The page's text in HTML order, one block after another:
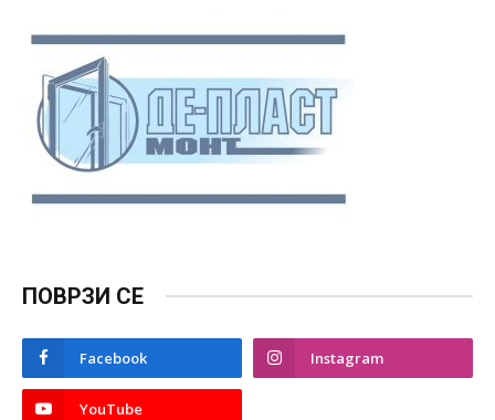
ПОВРЗИ СЕ
Facebook Instagram
YouTube